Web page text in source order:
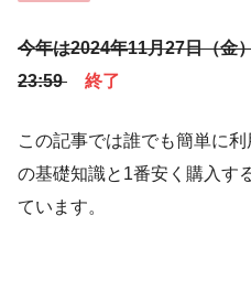
今年は2024年11月27日（金
23:59
終了
この記事では誰でも簡単に
の基礎知識と1番安く購入す
ています。